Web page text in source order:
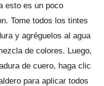
esto es un poco
Tome todos los tintes
y agréguelos al agua
de colores. Luego,
de cuero, haga clic
para aplicar todos